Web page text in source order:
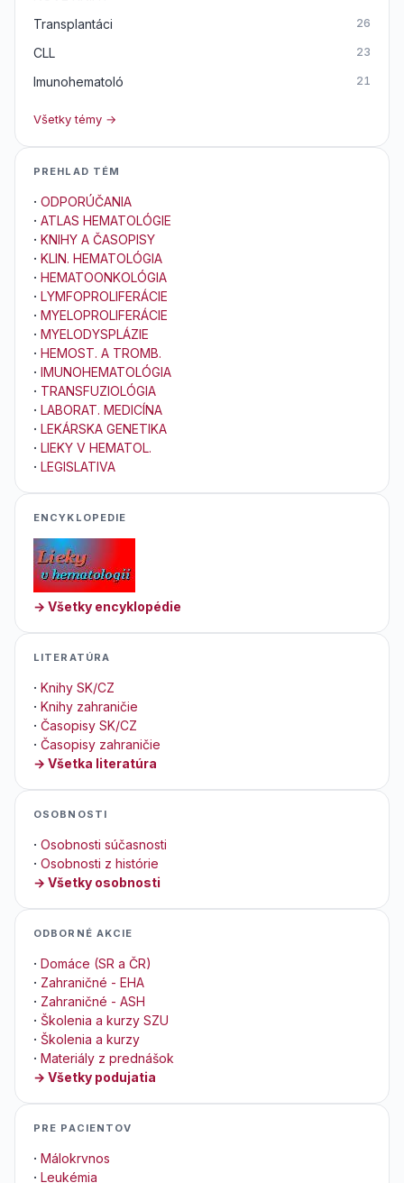
Transplantáci 26
CLL 23
Imunohematoló 21
Všetky témy →
PREHLAD TÉM
· ODPORÚČANIA
· ATLAS HEMATOLÓGIE
· KNIHY A ČASOPISY
· KLIN. HEMATOLÓGIA
· HEMATOONKOLÓGIA
· LYMFOPROLIFERÁCIE
· MYELOPROLIFERÁCIE
· MYELODYSPLÁZIE
· HEMOST. A TROMB.
· IMUNOHEMATOLÓGIA
· TRANSFUZIOLÓGIA
· LABORAT. MEDICÍNA
· LEKÁRSKA GENETIKA
· LIEKY V HEMATOL.
· LEGISLATIVA
ENCYKLOPEDIE
→ Všetky encyklopédie
LITERATÚRA
· Knihy SK/CZ
· Knihy zahraničie
· Časopisy SK/CZ
· Časopisy zahraničie
→ Všetka literatúra
OSOBNOSTI
· Osobnosti súčasnosti
· Osobnosti z histórie
→ Všetky osobnosti
ODBORNÉ AKCIE
· Domáce (SR a ČR)
· Zahraničné - EHA
· Zahraničné - ASH
· Školenia a kurzy SZU
· Školenia a kurzy
· Materiály z prednášok
→ Všetky podujatia
PRE PACIENTOV
· Málokrvnos
· Leukémia